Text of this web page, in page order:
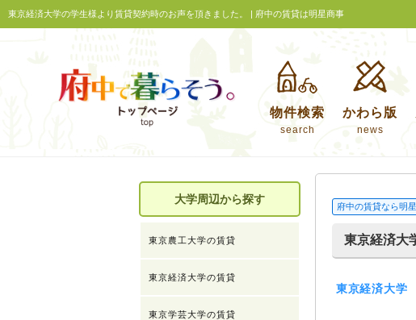
東京経済大学の学生様より賃貸契約時のお声を頂きました。 | 府中の賃貸は明星商事
物件検索
search
かわら版
news
府中の賃貸なら明
東京経済大
東京経済大学
大学周辺から探す
東京農工大学の賃貸
東京経済大学の賃貸
東京学芸大学の賃貸